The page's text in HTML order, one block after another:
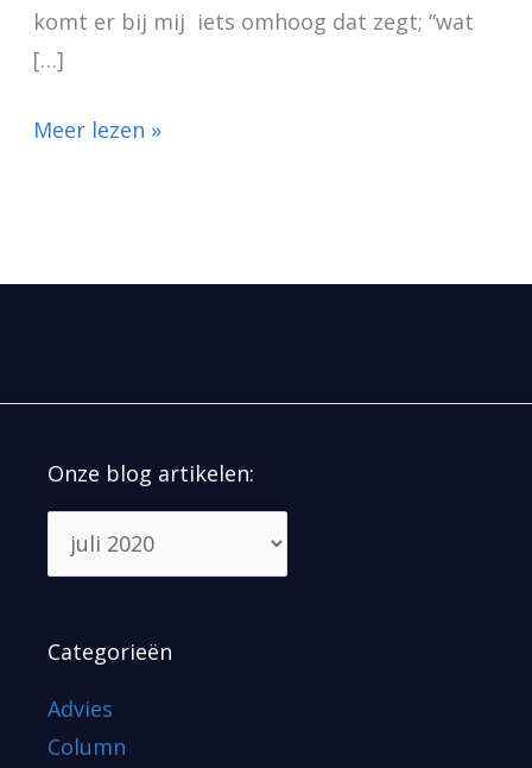
komt er bij mij iets omhoog dat zegt; “wat
[…]
Meer lezen »
Onze blog artikelen:
Categorieën
Advies
Column